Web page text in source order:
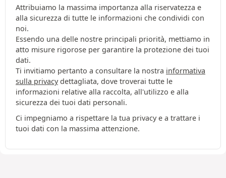
Attribuiamo la massima importanza alla riservatezza e
alla sicurezza di tutte le informazioni che condividi con
noi.
Essendo una delle nostre principali priorità, mettiamo in
atto misure rigorose per garantire la protezione dei tuoi
dati.
Ti invitiamo pertanto a consultare la nostra informativa
sulla privacydettagliata, dove troverai tutte le
informazioni relative alla raccolta, all'utilizzo e alla
sicurezza dei tuoi dati personali.
Ci impegniamo a rispettare la tua privacy e a trattare i
tuoi dati con la massima attenzione.